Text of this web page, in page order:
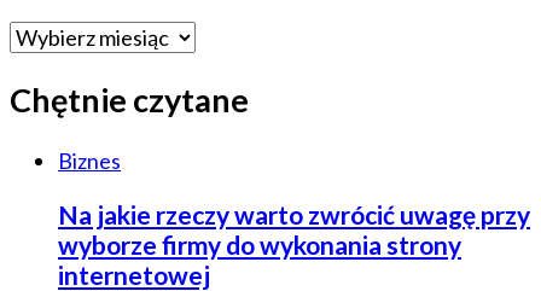
Archiwa
Chętnie czytane
Biznes
Na jakie rzeczy warto zwrócić uwagę przy
wyborze firmy do wykonania strony
internetowej